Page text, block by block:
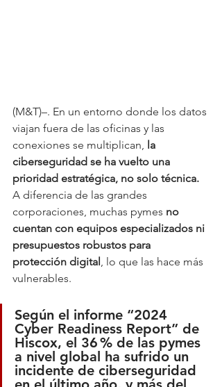
(M&T)–. En un entorno donde los datos
viajan fuera de las oficinas y las
conexiones se multiplican, la
ciberseguridad se ha vuelto una
prioridad estratégica, no solo técnica.
A diferencia de las grandes
corporaciones, muchas pymes no
cuentan con equipos especializados ni
presupuestos robustos para
protección digital , lo que las hace más
vulnerables.
Según el informe “2024
Cyber Readiness Report” de
Hiscox, el 36 % de las pymes
a nivel global ha sufrido un
incidente de ciberseguridad